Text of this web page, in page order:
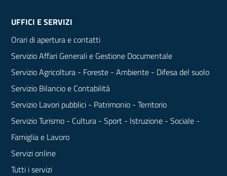
UFFICI E SERVIZI
Orari di apertura e contatti
Servizio Affari Generali e Gestione Documentale
Servizio Agricoltura - Foreste - Ambiente - Difesa del suolo
Servizio Bilancio e Contabilità
Servizio Lavori pubblici - Patrimonio - Territorio
Servizio Turismo - Cultura - Sport - Istruzione - Sociale -
Famiglia e Lavoro
Servizi online
Tutti i servizi